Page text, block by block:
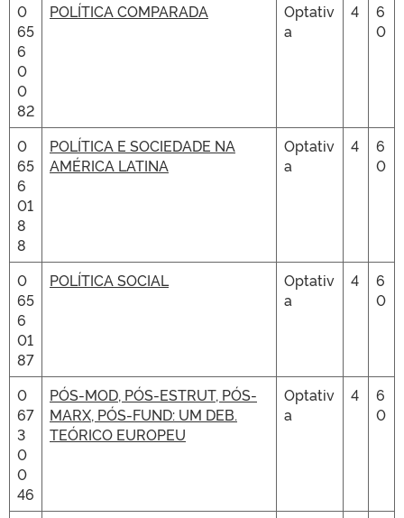
0
65
6
0
0
82
POLÍTICA COMPARADA
Optativ
a
4
6
0
0
65
6
01
8
8
POLÍTICA E SOCIEDADE NA
AMÉRICA LATINA
Optativ
a
4
6
0
0
65
6
01
87
POLÍTICA SOCIAL
Optativ
a
4
6
0
0
67
3
0
0
46
PÓS-MOD, PÓS-ESTRUT, PÓS-
MARX, PÓS-FUND: UM DEB.
TEÓRICO EUROPEU
Optativ
a
4
6
0